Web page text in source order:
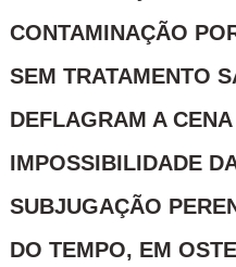
CONTAMINAÇÃO
SEM TRATAMENTO
DEFLAGRAM A
IMPOSSIBILIDADE
SUBJUGAÇÃO
DO TEMPO, EM